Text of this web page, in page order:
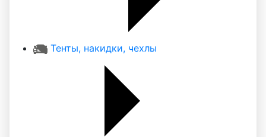
Тенты, накидки, чехлы